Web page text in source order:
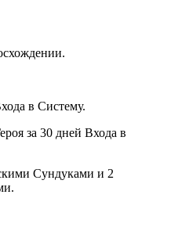
в Систему.
за 30 дней Входа в
Сундуками и 2